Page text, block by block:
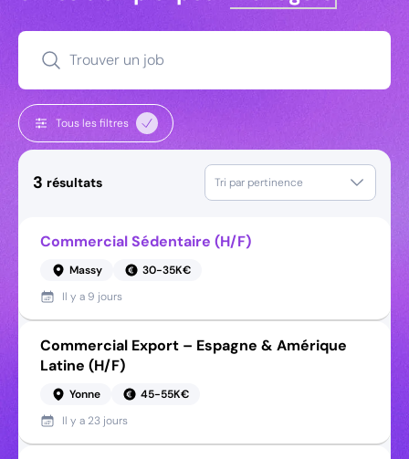
Trouver un job
Tous les filtres
3 résultats Tri par pertinence
Commercial Sédentaire (H/F)
Massy
30-35K€
Il y a 9 jours
Commercial Export – Espagne & Amérique
Latine (H/F)
Yonne
45-55K€
Il y a 23 jours